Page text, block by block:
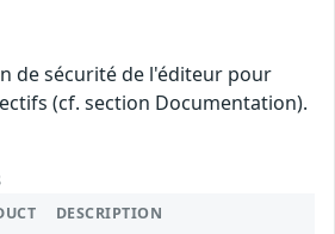
de sécurité de l'éditeur pour
(cf. section Documentation).
DESCRIPTION